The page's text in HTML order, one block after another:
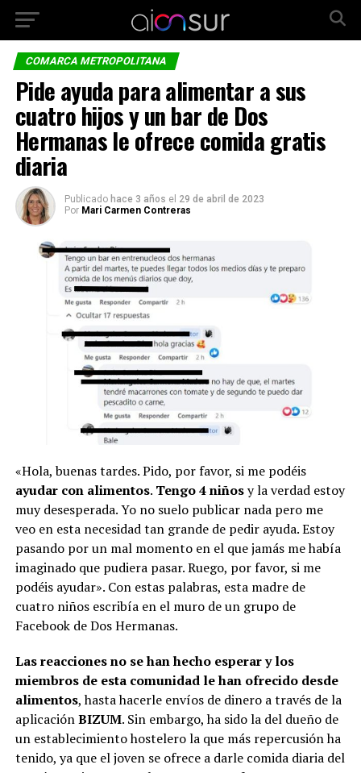
COMARCA METROPOLITANA
Pide ayuda para alimentar a sus
cuatro hijos y un bar de Dos
Hermanas le ofrece comida gratis
diaria
Publicado hace 3 años el 29 de abril de 2023
Por Mari Carmen Contreras
«Hola, buenas tardes. Pido, por favor, si me podéis
ayudar con alimentos. Tengo 4 niñosy la verdad estoy
muy desesperada. Yo no suelo publicar nada pero me
veo en esta necesidad tan grande de pedir ayuda. Estoy
pasando por un mal momento en el que jamás me había
imaginado que pudiera pasar. Ruego, por favor, si me
podéis ayudar». Con estas palabras, esta madre de
cuatro niños escribía en el muro de un grupo de
Facebook de Dos Hermanas.
Las reacciones no se han hecho esperar y los
miembros de esta comunidad le han ofrecido desde
alimentos, hasta hacerle envíos de dinero a través de la
aplicaciónBIZUM. Sin embargo, ha sido la del dueño de
un establecimiento hostelero la que más repercusión ha
tenido, ya que el joven se ofrece a darle comida diaria del